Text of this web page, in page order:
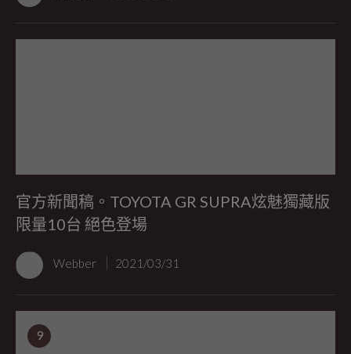
官方新聞稿。TOYOTA GR SUPRA炫魅獨藏版
限量10台 絕色登場
Webber 2021/03/31
9